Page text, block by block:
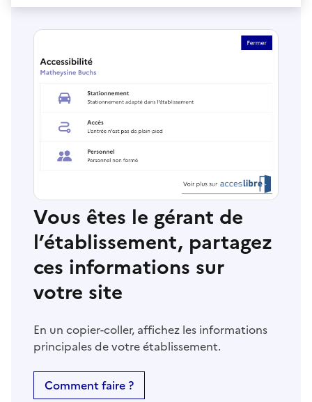
Vous êtes le gérant de
l’établissement, partagez
ces informations sur
votre site
En un copier-coller, affichez les informations
principales de votre établissement.
Comment faire ?